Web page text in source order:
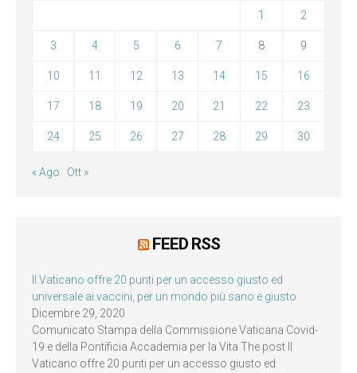
1 2
3 4 5 6 7 8 9
10 11 12 13 14 15 16
17 18 19 20 21 22 23
24 25 26 27 28 29 30
« Ago Ott »
FEED RSS
Il Vaticano offre 20 punti per un accesso giusto ed
universale ai vaccini, per un mondo più sano e giusto
Dicembre 29, 2020
Comunicato Stampa della Commissione Vaticana Covid-
19 e della Pontificia Accademia per la Vita The post Il
Vaticano offre 20 punti per un accesso giusto ed